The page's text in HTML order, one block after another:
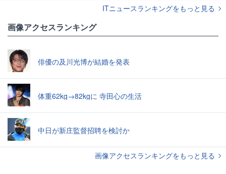
ITニュースランキングをもっと見る
画像アクセスランキング
俳優の及川光博が結婚を発表
体重62kg→82kgに 寺田心の生活
中日が新庄監督招聘を検討か
画像アクセスランキングをもっと見る